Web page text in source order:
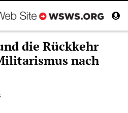
die Rückkehr
nach